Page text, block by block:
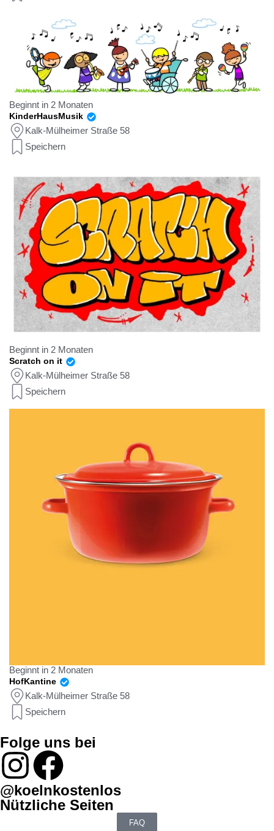
Beginnt in 2 Monaten
KinderHausMusik
Kalk-Mülheimer Straße 58
Speichern
Beginnt in 2 Monaten
Scratch on it
Kalk-Mülheimer Straße 58
Speichern
Beginnt in 2 Monaten
HofKantine
Kalk-Mülheimer Straße 58
Speichern
Folge uns bei
@koelnkostenlos
Nützliche Seiten
FAQ